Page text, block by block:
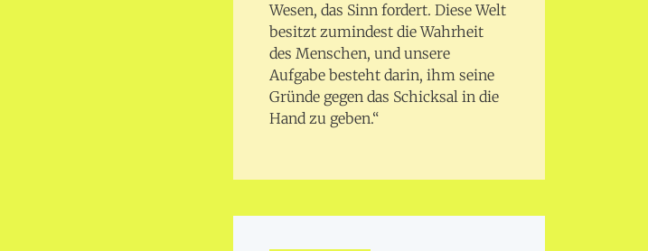
Wesen, das Sinn fordert. Diese Welt
besitzt zumindest die Wahrheit
des Menschen, und unsere
Aufgabe besteht darin, ihm seine
Gründe gegen das Schicksal in die
Hand zu geben.“